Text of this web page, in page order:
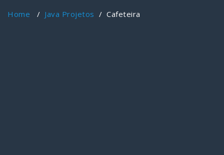
Home / Java Projetos / Cafeteira